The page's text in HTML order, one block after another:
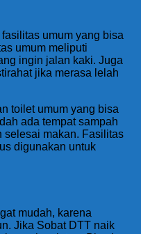
umum yang bisa
umum meliputi
ingin jalan kaki. Juga
jika merasa lelah
toilet umum yang bisa
ada tempat sampah
selesai makan. Fasilitas
digunakan untuk
mudah, karena
Jika Sobat DTT naik